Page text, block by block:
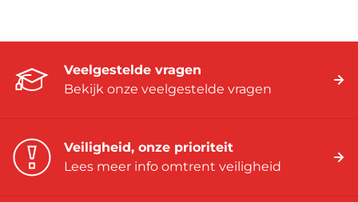
Veelgestelde vragen
Bekijk onze veelgestelde vragen
Veiligheid, onze prioriteit
Lees meer info omtrent veiligheid